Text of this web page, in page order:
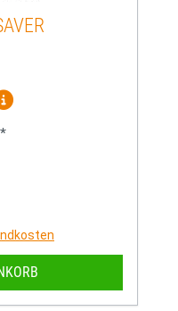
Mehr Informationen zum